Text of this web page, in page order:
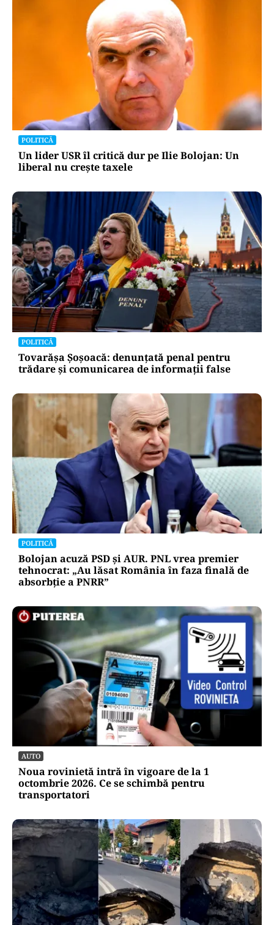
POLITICĂ
Un lider USR îl critică dur pe Ilie Bolojan: Un
liberal nu crește taxele
POLITICĂ
Tovarășa Șoșoacă: denunțată penal pentru
trădare și comunicarea de informații false
POLITICĂ
Bolojan acuză PSD și AUR. PNL vrea premier
tehnocrat: „Au lăsat România în faza finală de
absorbţie a PNRR”
AUTO
Noua rovinietă intră în vigoare de la 1
octombrie 2026. Ce se schimbă pentru
transportatori